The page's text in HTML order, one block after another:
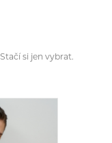
si jen vybrat.